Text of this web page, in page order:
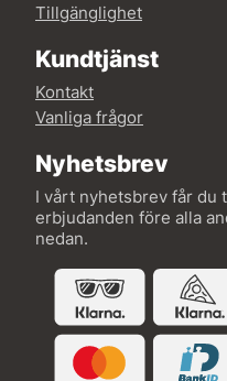
Tillgänglighet
Kundtjänst
Kontakt
Vanliga frågor
Nyhetsbrev
I vårt nyhetsbrev får du
erbjudanden före alla
nedan.